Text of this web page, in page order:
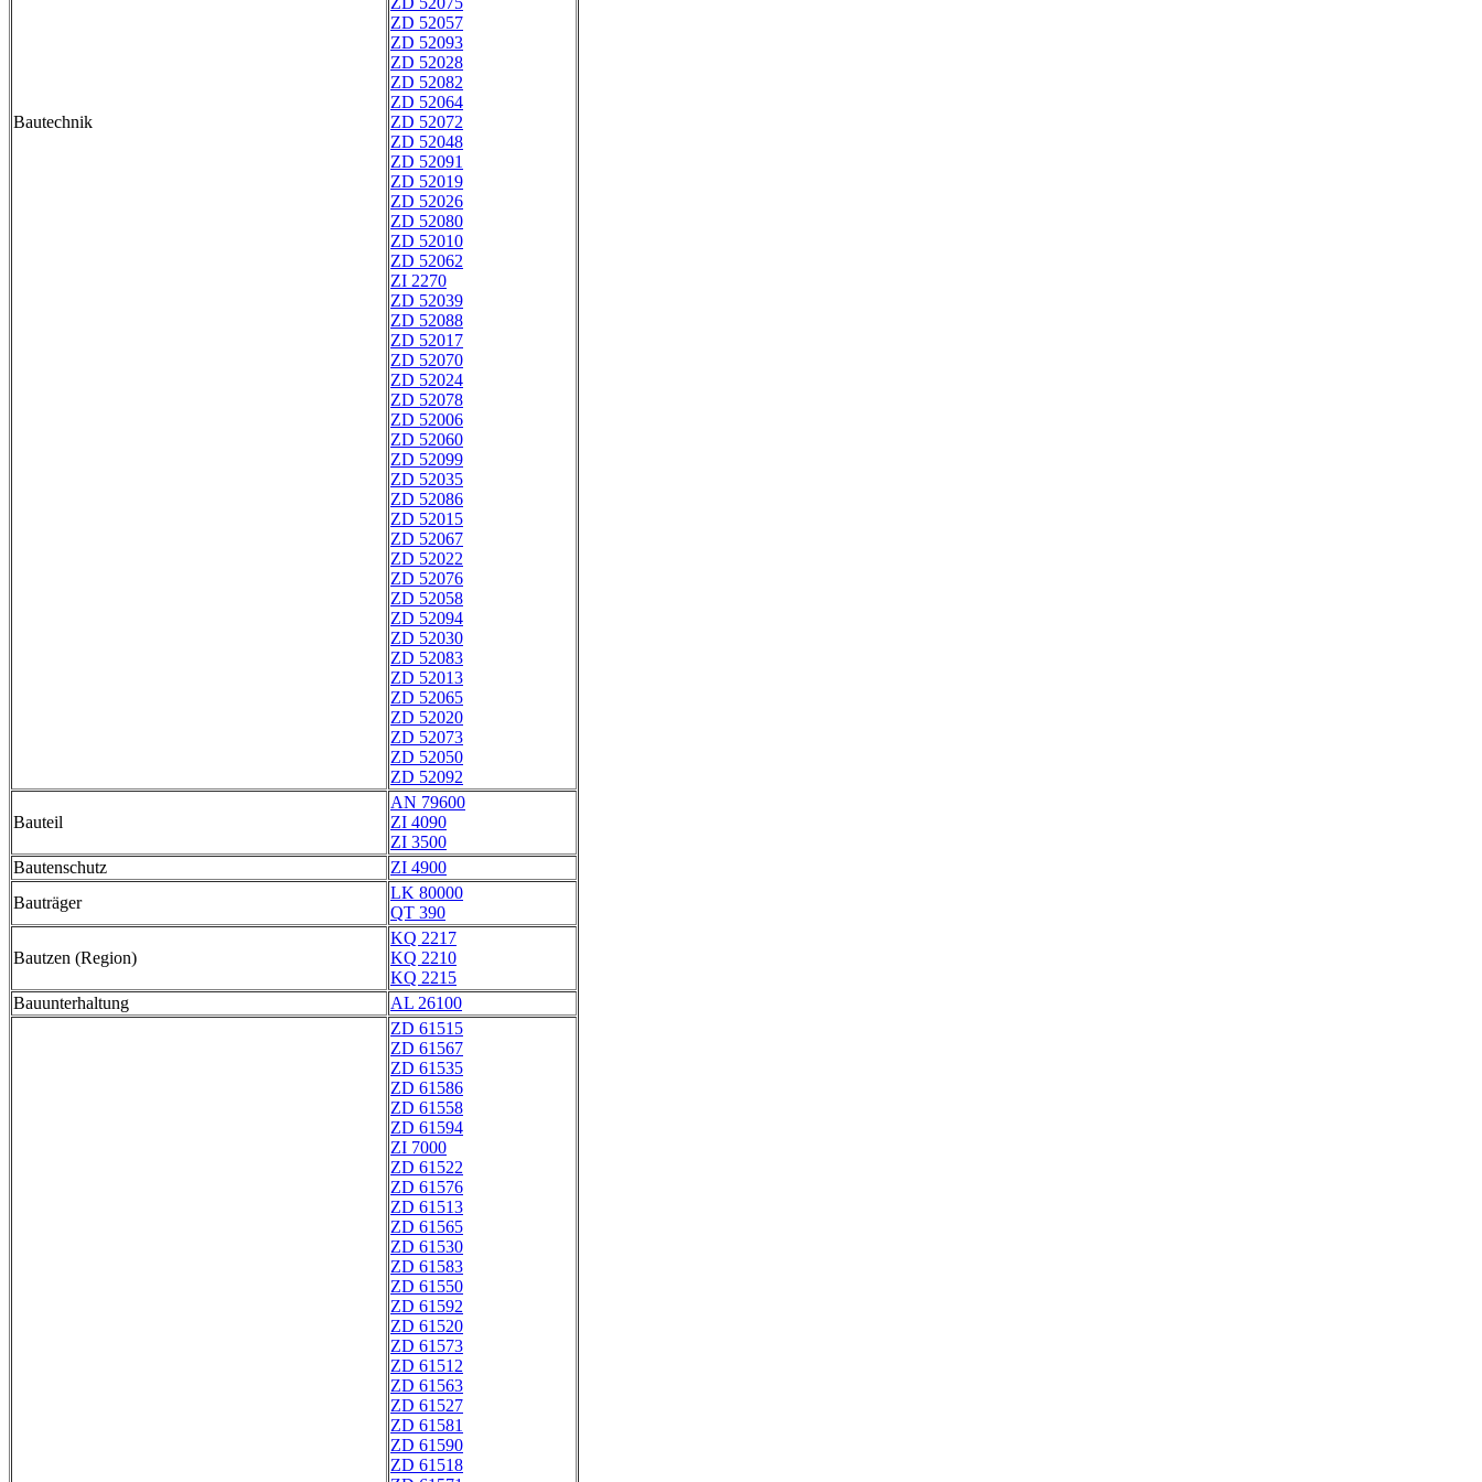
Bautechnik
ZD 52057
ZD 52093
ZD 52028
ZD 52082
ZD 52064
ZD 52072
ZD 52048
ZD 52091
ZD 52019
ZD 52026
ZD 52080
ZD 52010
ZD 52062
ZI 2270
ZD 52039
ZD 52088
ZD 52017
ZD 52070
ZD 52024
ZD 52078
ZD 52006
ZD 52060
ZD 52099
ZD 52035
ZD 52086
ZD 52015
ZD 52067
ZD 52022
ZD 52076
ZD 52058
ZD 52094
ZD 52030
ZD 52083
ZD 52013
ZD 52065
ZD 52020
ZD 52073
ZD 52050
ZD 52092
Bauteil
AN 79600
ZI 4090
ZI 3500
Bautenschutz
ZI 4900
Bauträger
LK 80000
QT 390
Bautzen (Region)
KQ 2217
KQ 2210
KQ 2215
Bauunterhaltung
AL 26100
ZD 61515
ZD 61567
ZD 61535
ZD 61586
ZD 61558
ZD 61594
ZI 7000
ZD 61522
ZD 61576
ZD 61513
ZD 61565
ZD 61530
ZD 61583
ZD 61550
ZD 61592
ZD 61520
ZD 61573
ZD 61512
ZD 61563
ZD 61527
ZD 61581
ZD 61590
ZD 61518